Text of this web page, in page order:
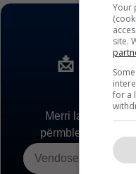
Your
site.
for a